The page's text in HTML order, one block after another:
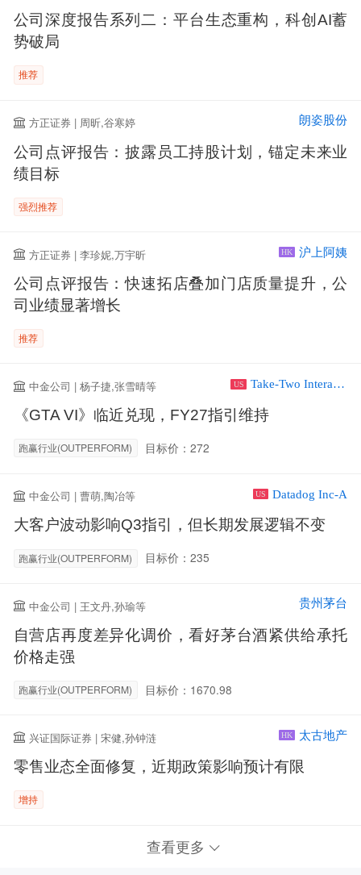
公司深度报告系列二：平台生态重构，科创AI蓄
势破局
推荐
方正证券 | 周昕,谷寒婷 朗姿股份
公司点评报告：披露员工持股计划，锚定未来业
绩目标
强烈推荐
方正证券 | 李珍妮,万宇昕 HK 沪上阿姨
公司点评报告：快速拓店叠加门店质量提升，公
司业绩显著增长
推荐
中金公司 | 杨子捷,张雪晴等 US Take-Two Interactive Software Inc
《GTA VI》临近兑现，FY27指引维持
跑赢行业(OUTPERFORM) 目标价：272
中金公司 | 曹萌,陶冶等 US Datadog Inc-A
大客户波动影响Q3指引，但长期发展逻辑不变
跑赢行业(OUTPERFORM) 目标价：235
中金公司 | 王文丹,孙瑜等 贵州茅台
自营店再度差异化调价，看好茅台酒紧供给承托
价格走强
跑赢行业(OUTPERFORM) 目标价：1670.98
兴证国际证券 | 宋健,孙钟涟 HK 太古地产
零售业态全面修复，近期政策影响预计有限
增持
查看更多